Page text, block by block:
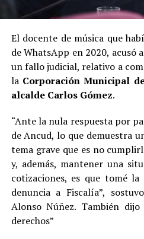
El docente de música que
de WhatsApp en 2020, acusó
un fallo judicial, relativo a
la Corporación Municipal
alcalde Carlos Gómez.
“Ante la nula respuesta por
de Ancud, lo que demuestra
tema grave que es no
y, además, mantener una
cotizaciones, es que tomé
denuncia a Fiscalía”,
Alonso Núñez. También
derechos”